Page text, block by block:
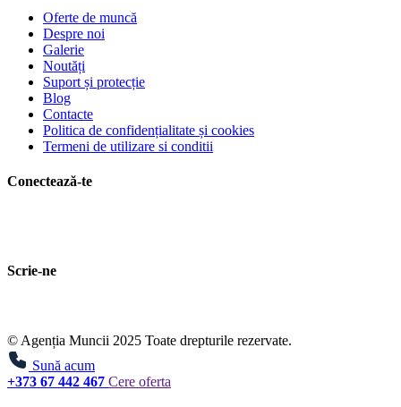
Oferte de muncă
Despre noi
Galerie
Noutăți
Suport și protecție
Blog
Contacte
Politica de confidențialitate și cookies
Termeni de utilizare si conditii
Conectează-te
Scrie-ne
© Agenția Muncii 2025 Toate drepturile rezervate.
Sună acum
+373 67 442 467 Cere oferta